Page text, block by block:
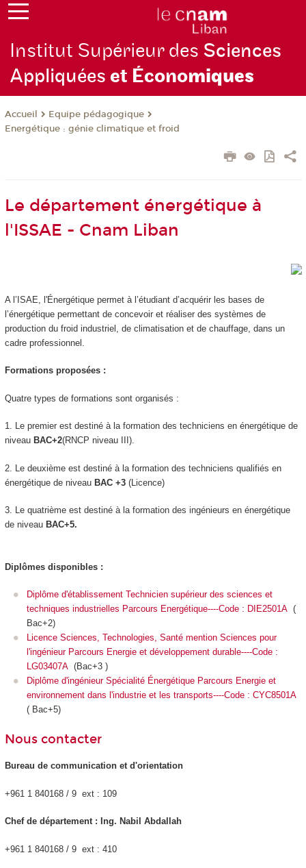
Institut Supérieur des Sciences
Appliquéeset Économiques
Accueil
Equipe pédagogique
Energétique : génie climatique et froid
Le département énergétique à
l'ISSAE - Cnam Liban
A l’ISAE, l'Énergétique permet à l’étudiant d’acquérir les bases de
l’énergétique permettant de concevoir et réaliser des systèmes de
production du froid industriel, de climatisation et de chauffage, dans un
cadre professionnel.
Formations proposées :
Quatre types de formations sont organisés :
1. Le premier est destiné à la formation des techniciens en énergétique de
niveau BAC+2(RNCP niveau III).
2. Le deuxième est destiné à la formation des techniciens qualifiés en
énergétique de niveau BAC +3(Licence)
3. Le quatrième est destiné à la formation des ingénieurs en énergétique
de niveau BAC+5.
Diplômes disponibles :
Diplôme d'établissement Technicien supérieur des sciences et
techniques industrielles Parcours Energétique----Code : DIE2501A (
Bac+2)
Licence Sciences, Technologies, Santé mention Sciences pour
l'ingénieur Parcours Energie et développement durable----Code :
LG03407A (Bac+3 )
Diplôme d'ingénieur Spécialité Énergétique Parcours Energie et
environnement dans l'industrie et les transports----Code : CYC8501A
( Bac+5)
Nous contacter
Bureau de communication et d'orientation
+961 1 840168 / 9 ext : 109
Chef de département : Ing. Nabil Abdallah
+961 1 840168 / 9 ext : 410